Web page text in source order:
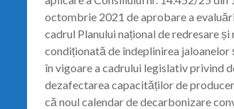
octombrie 2021 de aprobare a
cadrul Planului național de redresare
condiționată de îndeplinirea jaloanelor
în vigoare a cadrului legislativ privind
dezafectarea capacităților de
că noul calendar de decarbonizare